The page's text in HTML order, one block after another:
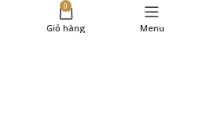
Gold Time Watch © 2023.
0
Giỏ hàng Menu